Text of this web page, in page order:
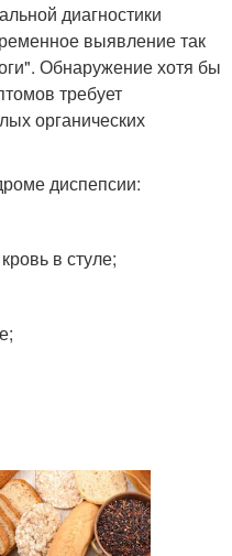
диагностики
выявление так
Обнаружение хотя бы
требует
органических
диспепсии:
в стуле;